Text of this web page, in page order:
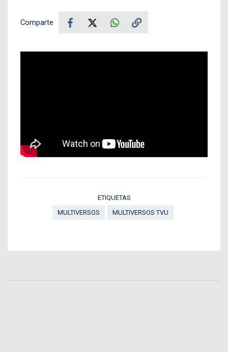
Comparte
ETIQUETAS
MULTIVERSOS
MULTIVERSOS TVU